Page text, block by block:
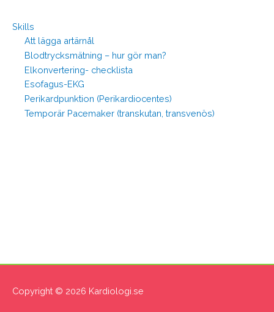
Skills
Att lägga artärnål
Blodtrycksmätning – hur gör man?
Elkonvertering- checklista
Esofagus-EKG
Perikardpunktion (Perikardiocentes)
Temporär Pacemaker (transkutan, transvenös)
Copyright © 2026 Kardiologi.se